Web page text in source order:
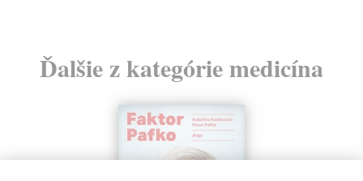
Ďalšie z kategórie medicína